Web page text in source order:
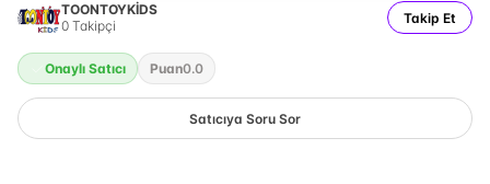
TOONTOYKİDS
0 Takipçi Takip Et
Onaylı Satıcı Puan0.0
Satıcıya Soru Sor